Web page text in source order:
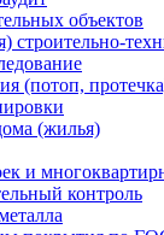
объектов
строительно-
(потоп,
(жилья)
и
контроль